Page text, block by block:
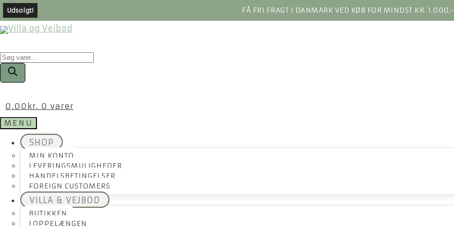
FÅ FRI FRAGT I DANMARK VED KØB FOR MINDST KR. 1.000,-
Products
search
0,00 kr. 0 varer
MENU
SHOP
MIN KONTO
LEVERINGSMULIGHEDER
HANDELSBETINGELSER
FOREIGN CUSTOMERS
VILLA & VEJBOD
BUTIKKEN
LOPPELÆNGEN
Udsolgt!